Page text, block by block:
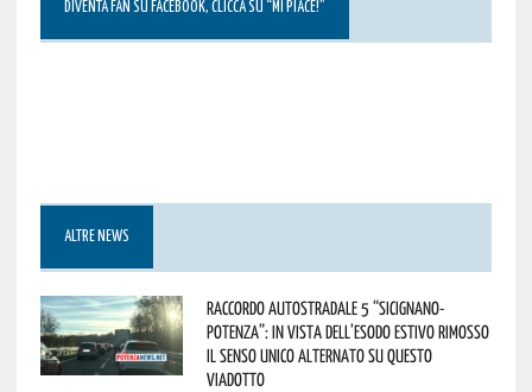
DIVENTA FAN SU FACEBOOK, CLICCA SU “MI PIACE!”
ALTRE NEWS
Raccordo Autostradale 5 “Sicignano-
Potenza”: in vista dell’esodo estivo rimosso
il senso unico alternato su questo
viadotto